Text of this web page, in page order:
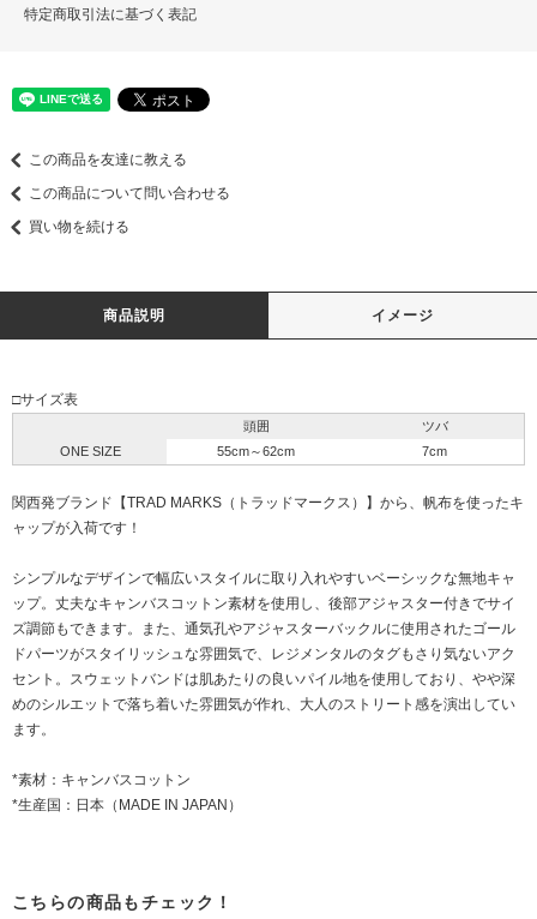
特定商取引法に基づく表記
この商品を友達に教える
この商品について問い合わせる
買い物を続ける
商品説明 イメージ
□サイズ表
頭囲
ツバ
ONE SIZE
55cm～62cm 7cm
関西発ブランド【TRAD MARKS（トラッドマークス）】から、帆布を使ったキ
ャップが入荷です！
シンプルなデザインで幅広いスタイルに取り入れやすいベーシックな無地キャ
ップ。丈夫なキャンバスコットン素材を使用し、後部アジャスター付きでサイ
ズ調節もできます。また、通気孔やアジャスターバックルに使用されたゴール
ドパーツがスタイリッシュな雰囲気で、レジメンタルのタグもさり気ないアク
セント。スウェットバンドは肌あたりの良いパイル地を使用しており、やや深
めのシルエットで落ち着いた雰囲気が作れ、大人のストリート感を演出してい
ます。
*素材：キャンバスコットン
*生産国：日本（MADE IN JAPAN）
こちらの商品もチェック！